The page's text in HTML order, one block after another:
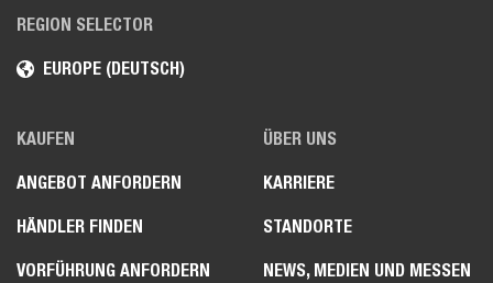
REGION SELECTOR
EUROPE (DEUTSCH)
KAUFEN
ANGEBOT ANFORDERN
HÄNDLER FINDEN
VORFÜHRUNG ANFORDERN
ÜBER UNS
KARRIERE
STANDORTE
NEWS, MEDIEN UND MESSEN